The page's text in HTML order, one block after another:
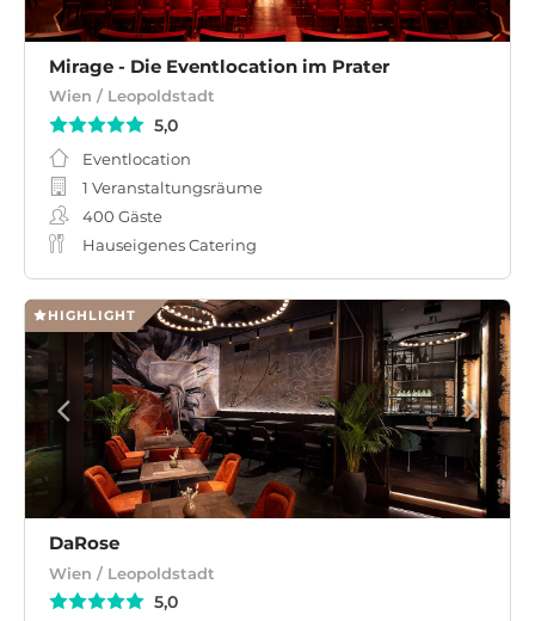
Mirage - Die Eventlocation im Prater
Wien / Leopoldstadt
5,0
Eventlocation
1 Veranstaltungsräume
400 Gäste
Hauseigenes Catering
HIGHLIGHT
DaRose
Wien / Leopoldstadt
5,0